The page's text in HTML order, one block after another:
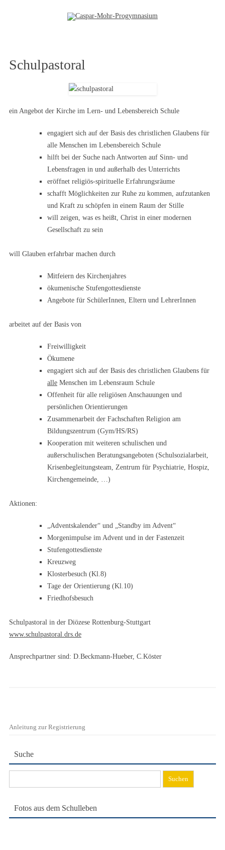
Schulpastoral
ein Angebot der Kirche im Lern- und Lebensbereich Schule
engagiert sich auf der Basis des christlichen Glaubens für
alle Menschen im Lebensbereich Schule
hilft bei der Suche nach Antworten auf Sinn- und
Lebensfragen in und außerhalb des Unterrichts
eröffnet religiös-spirituelle Erfahrungsräume
schafft Möglichkeiten zur Ruhe zu kommen, aufzutanken
und Kraft zu schöpfen in einem Raum der Stille
will zeigen, was es heißt, Christ in einer modernen
Gesellschaft zu sein
will Glauben erfahrbar machen durch
Mitfeiern des Kirchenjahres
ökumenische Stufengottesdienste
Angebote für SchülerInnen, Eltern und LehrerInnen
arbeitet auf der Basis von
Freiwilligkeit
Ökumene
engagiert sich auf der Basis des christlichen Glaubens für
alle Menschen im Lebensraum Schule
Offenheit für alle religiösen Anschauungen und
persönlichen Orientierungen
Zusammenarbeit der Fachschaften Religion am
Bildungszentrum (Gym/HS/RS)
Kooperation mit weiteren schulischen und
außerschulischen Beratungsangeboten (Schulsozialarbeit,
Krisenbegleitungsteam, Zentrum für Psychiatrie, Hospiz,
Kirchengemeinde, …)
Aktionen:
„Adventskalender“ und „Standby im Advent“
Morgenimpulse im Advent und in der Fastenzeit
Stufengottesdienste
Kreuzweg
Klosterbesuch (Kl.8)
Tage der Orientierung (Kl.10)
Friedhofsbesuch
Schulpastoral in der Diözese Rottenburg-Stuttgart
www.schulpastoral.drs.de
Ansprechpartner sind: D.Beckmann-Hueber, C.Köster
Anleitung zur Registrierung
Suche
nach:
Fotos aus dem Schulleben